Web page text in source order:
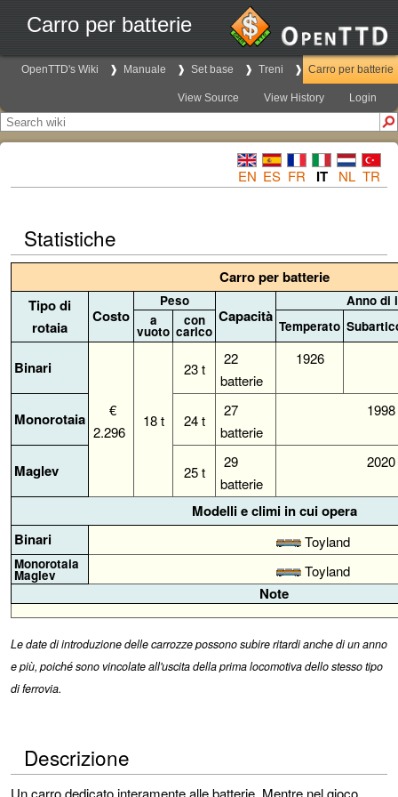
Carro per batterie
OpenTTD's Wiki Manuale Set base Treni Carro per batterie
View Source View History Login
EN ES FR IT NL TR
Statistiche
Carro per batterie
Tipo di
rotaia
Costo
Peso
Capacità
Anno di
a
vuoto
con
carico Temperato
Binari
€
2.296
18 t
23 t
22
batterie
1926
Monorotaia 24 t
27
batterie
1998
Maglev 25 t
29
batterie
2020
Modelli e climi in cui opera
Binari
Toyland
Monorotaia
Maglev Toyland
Note
Le date di introduzione delle carrozze possono subire ritardi anche di un anno
e più, poiché sono vincolate all'uscita della prima locomotiva dello stesso tipo
di ferrovia.
Descrizione
Un carro dedicato interamente alle batterie. Mentre nel gioco